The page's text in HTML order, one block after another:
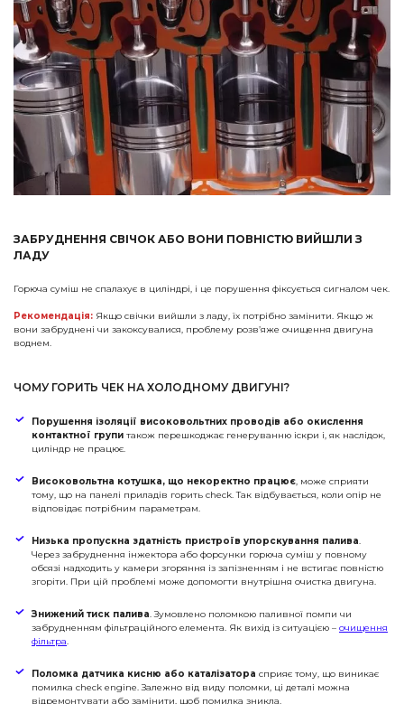
ЗАБРУДНЕННЯ СВІЧОК АБО ВОНИ ПОВНІСТЮ ВИЙШЛИ З
ЛАДУ
Горюча суміш не спалахує в циліндрі, і це порушення фіксується сигналом чек.
Рекомендація: Якщо свічки вийшли з ладу, їх потрібно замінити. Якщо ж
вони забруднені чи закоксувалися, проблему розв’яже очищення двигуна
воднем.
ЧОМУ ГОРИТЬ ЧЕК НА ХОЛОДНОМУ ДВИГУНІ?
Порушення ізоляції високовольтних проводів або окислення
контактної групи також перешкоджає генеруванню іскри і, як наслідок,
циліндр не працює.
Високовольтна котушка, що некоректно працює, може сприяти
тому, що на панелі приладів горить check. Так відбувається, коли опір не
відповідає потрібним параметрам.
Низька пропускна здатність пристроїв упорскування палива.
Через забруднення інжектора або форсунки горюча суміш у повному
обсязі надходить у камери згоряння із запізненням і не встигає повністю
згоріти. При цій проблемі може допомогти внутрішня очистка двигуна.
Знижений тиск палива. Зумовлено поломкою паливної помпи чи
забрудненням фільтраційного елемента. Як вихід із ситуацією – очищення
фільтра.
Поломка датчика кисню або каталізатора сприяє тому, що виникає
помилка check engine. Залежно від виду поломки, ці деталі можна
відремонтувати або замінити, щоб помилка зникла.